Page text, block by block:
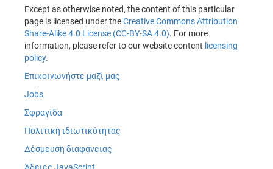
Except as otherwise noted, the content of this particular
page is licensed under theCreative Commons Attribution
Share-Alike 4.0 License (CC-BY-SA 4.0). For more
information, please refer to our website content licensing
policy.
Επικοινωνήστε μαζί μας
Jobs
Σφραγίδα
Πολιτική ιδιωτικότητας
Δέσμευση διαφάνειας